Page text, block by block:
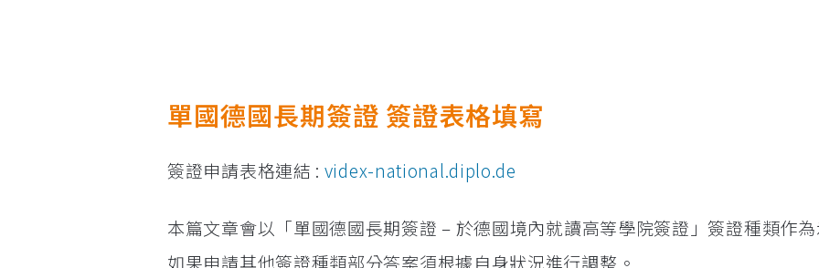
單國德國長期簽證 簽證表格填寫
簽證申請表格連結 : videx-national.diplo.de
本篇文章會以「單國德國長期簽證 – 於德國境內就讀高等學院簽證」簽證種類作
如果申請其他簽證種類部分答案須根據自身狀況進行調整。